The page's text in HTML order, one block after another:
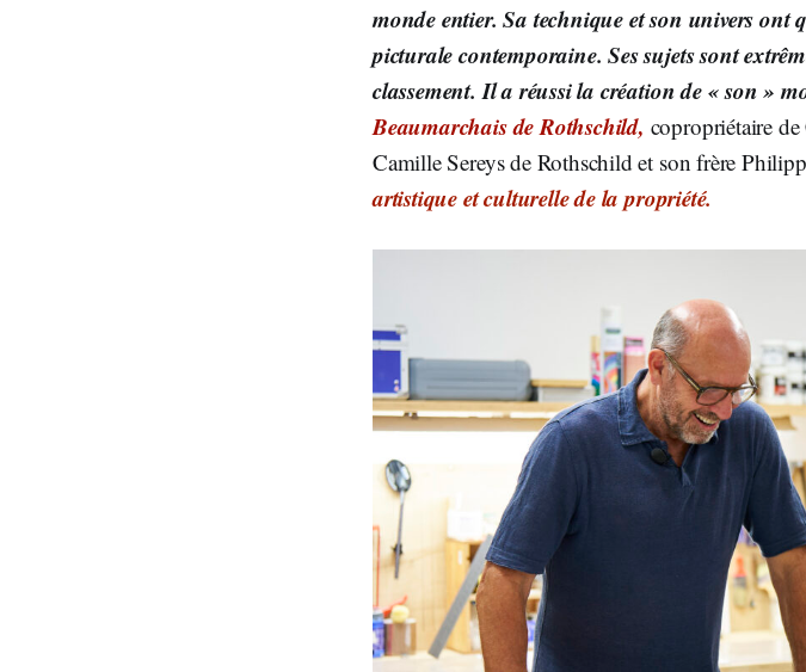
monde entier. Sa technique et son univers ont
picturale contemporaine. Ses sujets sont
classement. Il a réussi la création de « son »
Beaumarchais de Rothschild, copropriétaire
Camille Sereys de Rothschild et son frère
artistique et culturelle de la propriété.